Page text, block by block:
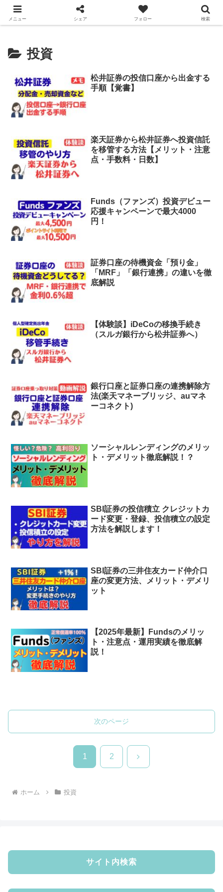
スマっ子のお得キャッシュレス
投資
松井証券の投信口座から出金する
手順【覚書】
楽天証券から松井証券へ投資信託
を移管する方法【メリット・注意
点・手数料・日数】
Funds（ファンズ）投資デビュー
応援キャンペーンで最大4000
円！
証券口座の待機資金「預り金」
「MRF」「銀行連携」の違いを徹
底解説
【体験談】iDeCoの移換手続き
（スルガ銀行から松井証券へ）
銀行口座と証券口座の連携解除方
法(楽天マネーブリッジ、auマネ
ーコネクト)
ソーシャルレンディングのメリッ
ト・デメリット徹底解説！？
SBI証券の投信積立 クレジットカ
ード変更・登録、投信積立の設定
方法を解説します！
SBI証券の三井住友カード仲介口
座の変更方法、メリット・デメリ
ット
【2025年最新】Fundsのメリッ
ト・注意点・運用実績を徹底解
説！
次のページ
1 2 次
ホーム 投資
サイト内検索
メニュー シェア フォロー 検索